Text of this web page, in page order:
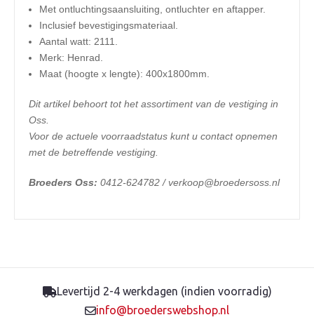
Met ontluchtingsaansluiting, ontluchter en aftapper.
Inclusief bevestigingsmateriaal.
Aantal watt: 2111.
Merk: Henrad.
​Maat (hoogte x lengte): 400x1800mm.
Dit artikel behoort tot het assortiment van de vestiging in
Oss.
Voor de actuele voorraadstatus kunt u contact opnemen
met de betreffende vestiging.
Broeders Oss: 0412-624782 / verkoop@broedersoss.nl
Levertijd 2-4 werkdagen (indien voorradig)
info@broederswebshop.nl